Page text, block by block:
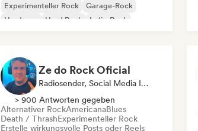
Experimenteller Rock
Garage-Rock
Hardcore
Hard Rock
Indie-Rock
Ze do Rock Oficial
Radiosender, Social Media Influencer
> 900 Antworten gegeben
Alternativer RockAmericanaBlues
Death / ThrashExperimenteller Rock
Erstelle wirkungsvolle Posts oder Reels